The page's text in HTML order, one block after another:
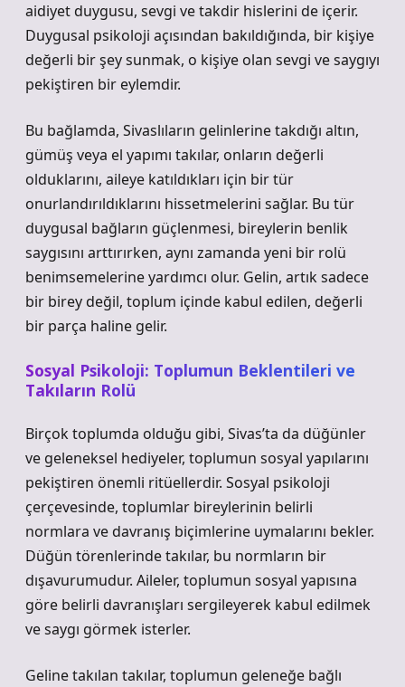
aidiyet duygusu, sevgi ve takdir hislerini de içerir.
Duygusal psikoloji açısından bakıldığında, bir kişiye
değerli bir şey sunmak, o kişiye olan sevgi ve saygıyı
pekiştiren bir eylemdir.
Bu bağlamda, Sivaslıların gelinlerine takdığı altın,
gümüş veya el yapımı takılar, onların değerli
olduklarını, aileye katıldıkları için bir tür
onurlandırıldıklarını hissetmelerini sağlar. Bu tür
duygusal bağların güçlenmesi, bireylerin benlik
saygısını arttırırken, aynı zamanda yeni bir rolü
benimsemelerine yardımcı olur. Gelin, artık sadece
bir birey değil, toplum içinde kabul edilen, değerli
bir parça haline gelir.
Sosyal Psikoloji: Toplumun Beklentileri ve
Takıların Rolü
Birçok toplumda olduğu gibi, Sivas’ta da düğünler
ve geleneksel hediyeler, toplumun sosyal yapılarını
pekiştiren önemli ritüellerdir. Sosyal psikoloji
çerçevesinde, toplumlar bireylerinin belirli
normlara ve davranış biçimlerine uymalarını bekler.
Düğün törenlerinde takılar, bu normların bir
dışavurumudur. Aileler, toplumun sosyal yapısına
göre belirli davranışları sergileyerek kabul edilmek
ve saygı görmek isterler.
Geline takılan takılar, toplumun geleneğe bağlı